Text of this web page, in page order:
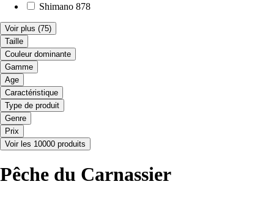
Shimano 878
Voir plus (75)
Taille
Couleur dominante
Gamme
Age
Caractéristique
Type de produit
Genre
Prix
Voir les 10000 produits
Pêche du Carnassier